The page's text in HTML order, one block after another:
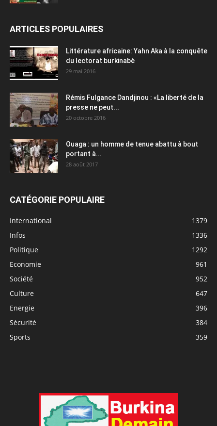
ARTICLES POPULAIRES
Littérature africaine: Yahn Aka à la conquête
du lectorat burkinabè
29 mai 2016
Rémis Fulgance Dandjinou : «La liberté de la
presse ne peut...
20 octobre 2016
Ouaga : un homme de tenue abattu à bout
portant à...
28 août 2017
CATÉGORIE POPULAIRE
International
1379
Infos
1336
Politique
1292
Economie
961
Société
952
Culture
647
Energie
396
Sécurité
384
Sports
359